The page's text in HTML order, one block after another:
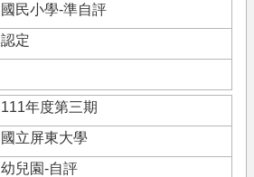
國民小學-準自評
認定
111年度第三期
國立屏東大學
幼兒園-自評